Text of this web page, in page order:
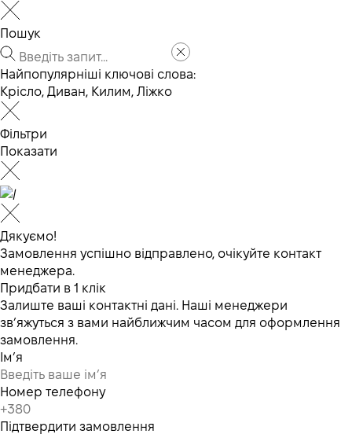
Пошук
Найпопулярніші ключові слова:
Крісло, Диван, Килим, Ліжко
Фільтри
Показати
Дякуємо!
Замовлення успішно відправлено, очікуйте контакт
менеджера.
Придбати в 1 клік
Залиште ваші контактні дані. Наші менеджери
зв’яжуться з вами найближчим часом для оформлення
замовлення.
Ім’я
Номер телефону
Підтвердити замовлення